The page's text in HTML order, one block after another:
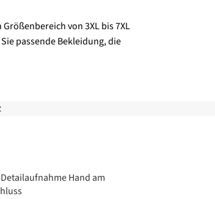
von 3XL bis 7XL
passende Bekleidung, die